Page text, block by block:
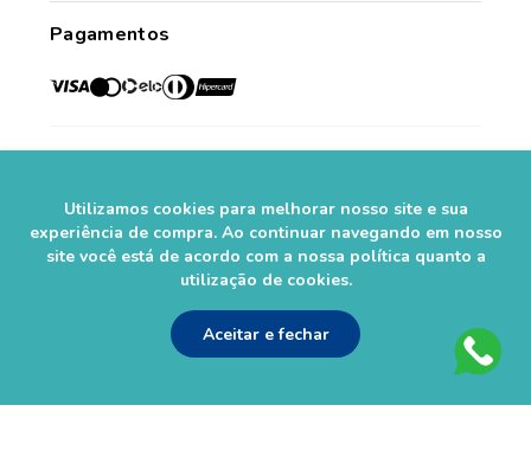
Utilizamos cookies para melhorar nosso site e sua
experiência de compra. Ao continuar navegando em nosso
site você está de acordo com a nossa política quanto a
utilização de cookies.
Aceitar e fechar
Convênios
Crediário Web
Minha Conta
Histórico de Pedidos
Lista de Desejos
Fale Conosco
Seja um Franqueado
Perguntas Frequentes
Para todo o Brasil (whatsapp)
sac@farmasaorafaelcom.br
de segunda a sexta-feira.*
Pagamentos
Social
Segurança